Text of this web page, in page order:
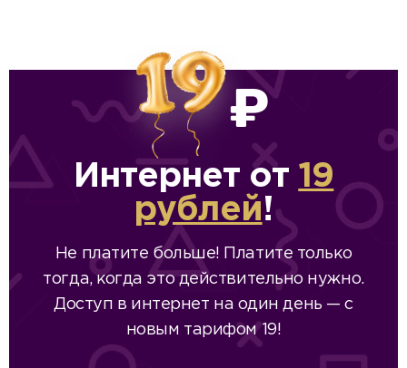
₽
Интернет от 19
рублей!
Не платите больше! Платите только
тогда, когда это действительно нужно.
Доступ в интернет на один день — с
новым тарифом 19!